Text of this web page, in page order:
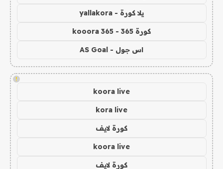
يلا كورة - yallakora
كورة 365 - kooora 365
اس جول - AS Goal
!
koora live
kora live
كورة لايف
koora live
كورة لايف